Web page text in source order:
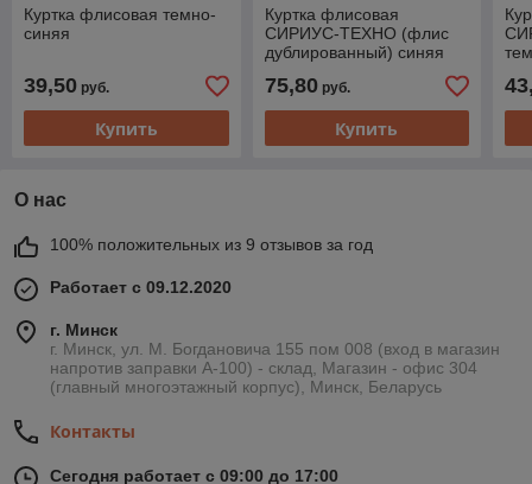
Куртка флисовая темно-
синяя
39,50 руб.
Купить
Куртка флисовая
СИРИУС-ТЕХНО (флис
дублированный) синяя
75,80руб.
Купить
О нас
100% положительных из 9 отзывов за год
Работает с 09.12.2020
г. Минск
г. Минск, ул. М. Богдановича 155 пом 008 (вход в магазин
напротив заправки А-100) - склад, Магазин - офис 304
(главный многоэтажный корпус), Минск, Беларусь
Контакты
Сегодня работает с 09:00 до 17:00